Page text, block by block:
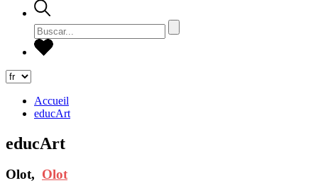
Accueil
educArt
educArt
Olot, Olot